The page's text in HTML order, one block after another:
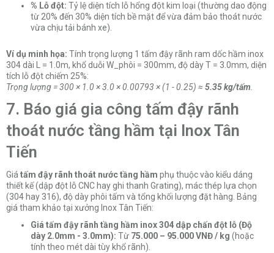
% Lỗ đột: Tỷ lệ diện tích lỗ hổng đột kim loại (thường dao động
từ 20% đến 30% diện tích bề mặt để vừa đảm bảo thoát nước
vừa chịu tải bánh xe).
Ví dụ minh họa: Tính trọng lượng 1 tấm đậy rãnh ram dốc hầm inox
304 dài L = 1.0m, khổ duỗi W_phôi = 300mm, độ dày T = 3.0mm, diện
tích lỗ đột chiếm 25%:
Trọng lượng = 300 × 1.0 × 3.0 × 0.00793 × (1 - 0.25) ≈5.35 kg/tấm.
7. Báo giá gia công tấm đậy rãnh
thoát nước tầng hầm tại Inox Tân
Tiến
Giátấm đậy rãnh thoát nước tầng hầm phụ thuộc vào kiểu dáng
thiết kế (dập đột lỗ CNC hay ghi thanh Grating), mác thép lựa chọn
(304 hay 316), độ dày phôi tấm và tổng khối lượng đặt hàng. Bảng
giá tham khảo tại xưởng Inox Tân Tiến:
Giá tấm đậy rãnh tầng hầm inox 304 dập chấn đột lỗ (Độ
dày 2.0mm - 3.0mm): Từ 75.000 – 95.000 VNĐ / kg (hoặc
tính theo mét dài tùy khổ rãnh).